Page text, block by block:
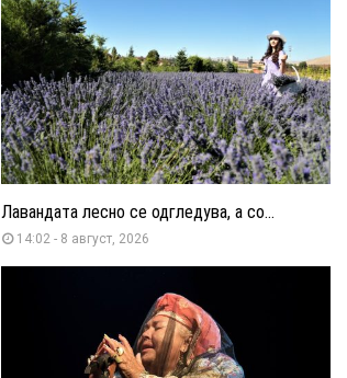
Лавандата лесно се одгледува, а со...
14:02 - 8 август, 2026